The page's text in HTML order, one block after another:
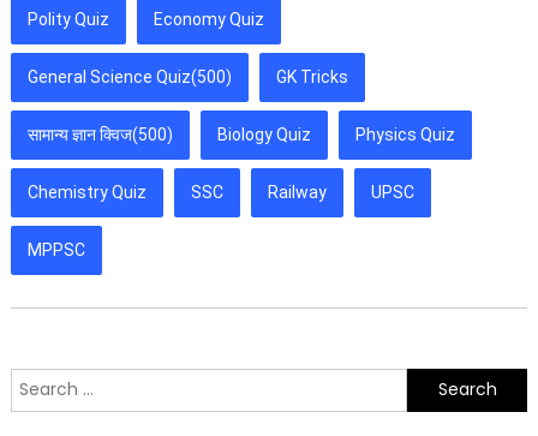
Polity Quiz Economy Quiz
General Science Quiz(500) GK Tricks
सामान्य ज्ञान क्विज(500) Biology Quiz Physics Quiz
Chemistry Quiz SSC Railway UPSC
MPPSC
Search
for: